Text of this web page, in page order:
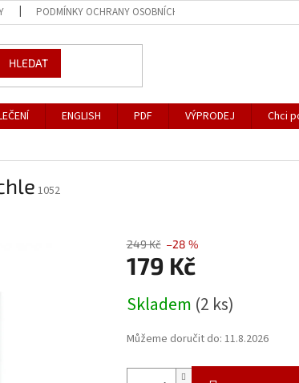
PODMÍNKY OCHRANY OSOBNÍCH ÚDAJŮ
HLEDAT
ENGLISH PDF VÝPRODEJ Chci
1052
249 Kč –28 %
179 Kč
cena:
Skladem (2 ks)
Můžeme doručit do: 11.8.2026